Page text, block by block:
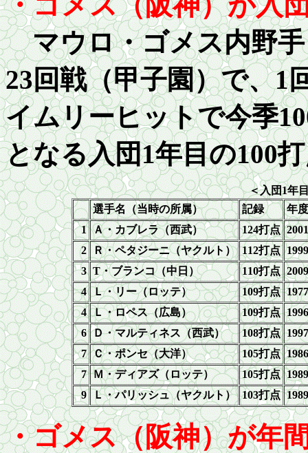
マウロ・ゴメス内野手
23回戦（甲子園）で、1
イムリーヒットで今季
となる入団1年目の100
＜入団1年
選手名（当時の所属）
記録
年度
1 Ａ・カブレラ（西武） 124打点 2001
2
Ｒ・ペタジーニ（ヤクルト） 112打点 1999
3 T・ブランコ（中日） 110打点 2009
4 Ｌ・リー（ロッテ） 109打点 1977
4 Ｌ・ロペス（広島） 109打点 1996
6 Ｄ・マルティネス（西武） 108打点 1997
7 Ｃ・ポンセ（大洋） 105打点 1986
7 Ｍ・ディアズ（ロッテ） 105打点 1989
9
Ｌ・パリッシュ（ヤクルト） 103打点 1989
・ゴメス（阪神）が年